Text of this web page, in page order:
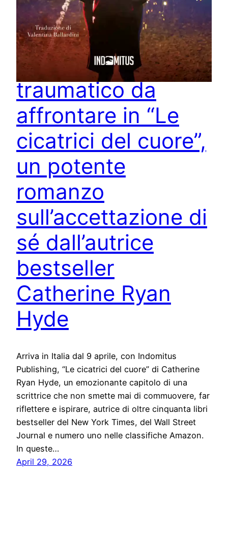
Un giovane
studente di cinema
e un passato
traumatico da
affrontare in “Le
cicatrici del cuore”,
un potente
romanzo
sull’accettazione di
sé dall’autrice
bestseller
Catherine Ryan
Hyde
Arriva in Italia dal 9 aprile, con Indomitus
Publishing, “Le cicatrici del cuore” di Catherine
Ryan Hyde, un emozionante capitolo di una
scrittrice che non smette mai di commuovere, far
riflettere e ispirare, autrice di oltre cinquanta libri
bestseller del New York Times, del Wall Street
Journal e numero uno nelle classifiche Amazon.
In queste…
April 29, 2026